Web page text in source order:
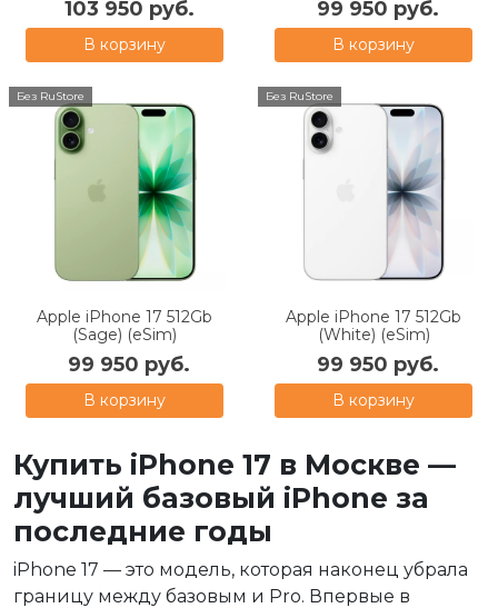
103 950 руб.
В корзину
99 950 руб.
В корзину
Без RuStore
Apple iPhone 17 512Gb
(Sage) (eSim)
99 950 руб.
В корзину
Без RuStore
Apple iPhone 17 512Gb
(White) (eSim)
99 950 руб.
В корзину
Купить iPhone 17 в Москве —
лучший базовый iPhone за
последние годы
iPhone 17 — это модель, которая наконец убрала
границу между базовым и Pro. Впервые в